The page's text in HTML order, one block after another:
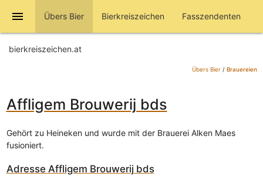
menu Übers Bier Bierkreiszeichen Fasszendenten
bierkreiszeichen.at
Übers Bier/ Brauereien
Affligem Brouwerij bds
Gehört zu Heineken und wurde mit der Brauerei Alken Maes
fusioniert.
Adresse Affligem Brouwerij bds